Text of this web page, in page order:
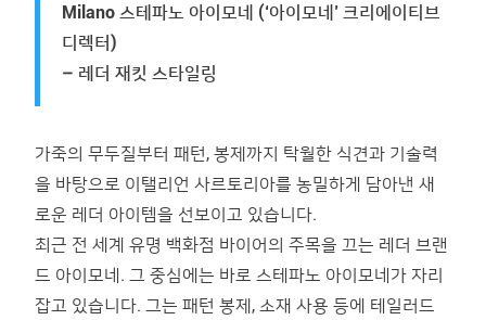
Milano 스테파노 아이모네 (‘아이모네’ 크리에이티브
디렉터)
– 레더 재킷 스타일링
가죽의 무두질부터 패턴, 봉제까지 탁월한 식견과 기술력
을 바탕으로 이탤리언 사르토리아를 농밀하게 담아낸 새
로운 레더 아이템을 선보이고 있습니다.
최근 전 세계 유명 백화점 바이어의 주목을 끄는 레더 브랜
드 아이모네. 그 중심에는 바로 스테파노 아이모네가 자리
잡고 있습니다. 그는 패턴 봉제, 소재 사용 등에 테일러드